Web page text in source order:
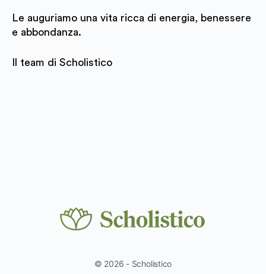
Le auguriamo una vita ricca di energia, benessere
e abbondanza.
Il team di Scholistico
© 2026 - Scholistico